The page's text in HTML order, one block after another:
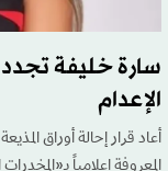
سارة خليفة
الإعدام
أعاد قرار إحالة أوراق
المعروفة إعلامياً